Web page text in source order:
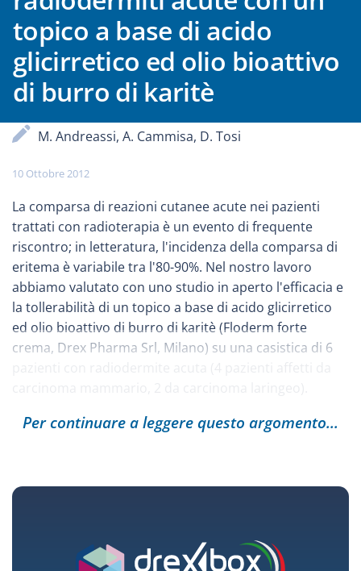
topico a base di acido
glicirretico ed olio bioattivo
di burro di karitè
M. Andreassi, A. Cammisa, D. Tosi
10 Ottobre 2012
La comparsa di reazioni cutanee acute nei pazienti
trattati con radioterapia è un evento di frequente
riscontro; in letteratura, l'incidenza della comparsa di
eritema è variabile tra l'80-90%. Nel nostro lavoro
abbiamo valutato con uno studio in aperto l'efficacia e
la tollerabilità di un topico a base di acido glicirretico
ed olio bioattivo di burro di karitè (Floderm forte
crema, Drex Pharma Srl, Milano) su una casistica di 6
Per continuare a leggere questo argomento...